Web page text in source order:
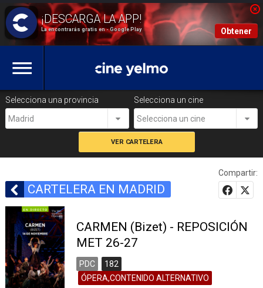
La encontrarás gratis en - Google Play Obtener
Selecciona una provincia
Madrid
Selecciona un cine
Selecciona un cine
CARTELERA EN MADRID
Compartir:
CARMEN (Bizet) - REPOSICIÓN
MET 26-27
PDC
182
ÓPERA,CONTENIDO ALTERNATIVO